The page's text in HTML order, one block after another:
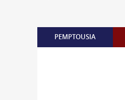
PEMPTOUSIA